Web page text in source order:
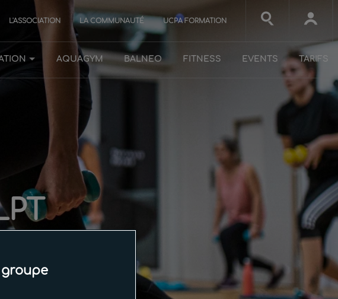
L'ASSOCIATION LA COMMUNAUTÉ UCPA FORMATION
AQUAGYM BALNEO FITNESS EVENTS TARIFS